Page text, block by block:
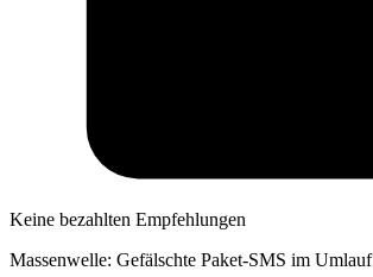
Keine bezahlten Empfehlungen
Massenwelle: Gefälschte Paket-SMS im Umlauf